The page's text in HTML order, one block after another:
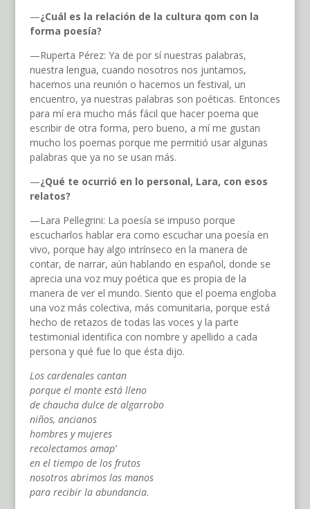
—¿Cuál es la relación de la cultura qom con la
forma poesía?
—Ruperta Pérez: Ya de por sí nuestras palabras,
nuestra lengua, cuando nosotros nos juntamos,
hacemos una reunión o hacemos un festival, un
encuentro, ya nuestras palabras son poéticas. Entonces
para mí era mucho más fácil que hacer poema que
escribir de otra forma, pero bueno, a mí me gustan
mucho los poemas porque me permitió usar algunas
palabras que ya no se usan más.
—¿Qué te ocurrió en lo personal, Lara, con esos
relatos?
—Lara Pellegrini: La poesía se impuso porque
escucharlos hablar era como escuchar una poesía en
vivo, porque hay algo intrínseco en la manera de
contar, de narrar, aún hablando en español, donde se
aprecia una voz muy poética que es propia de la
manera de ver el mundo. Siento que el poema engloba
una voz más colectiva, más comunitaria, porque está
hecho de retazos de todas las voces y la parte
testimonial identifica con nombre y apellido a cada
persona y qué fue lo que ésta dijo.
Los cardenales cantan
porque el monte está lleno
de chaucha dulce de algarrobo
niños, ancianos
hombres y mujeres
recolectamos amap’
en el tiempo de los frutos
nosotros abrimos las manos
para recibir la abundancia.